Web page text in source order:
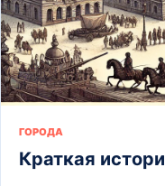
ГОРОДА
Краткая